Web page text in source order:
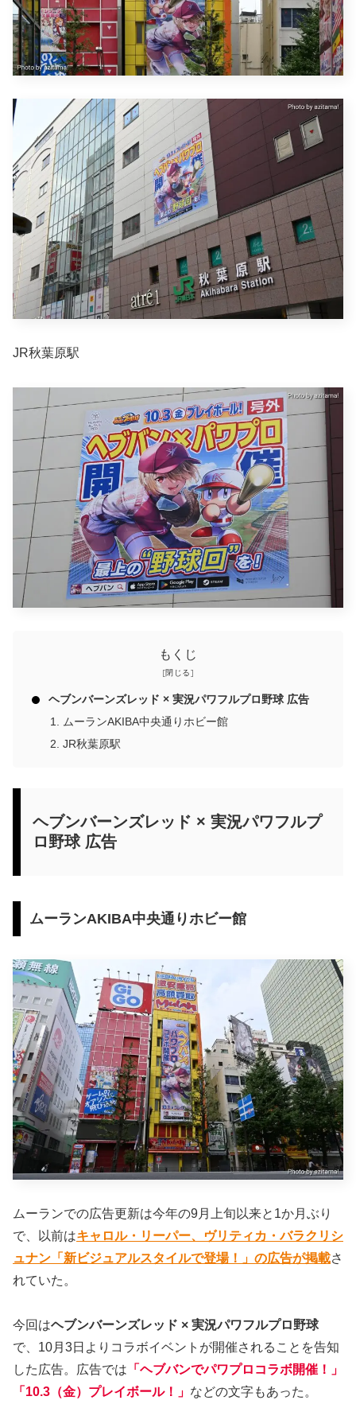
JR秋葉原駅
もくじ
ヘブンバーンズレッド × 実況パワフルプロ野球 広告
ムーランAKIBA中央通りホビー館
JR秋葉原駅
ヘブンバーンズレッド × 実況パワフルプ
ロ野球 広告
ムーランAKIBA中央通りホビー館
ムーランでの広告更新は今年の9月上旬以来と1か月ぶり
で、以前はキャロル・リーパー、ヴリティカ・バラクリシ
ュナン「新ビジュアルスタイルで登場！」の広告が掲載さ
れていた。
今回はヘブンバーンズレッド × 実況パワフルプロ野球
で、10月3日よりコラボイベントが開催されることを告知
した広告。広告では 「ヘブバンでパワプロコラボ開催！」
「10.3（金）プレイボール！」 などの文字もあった。